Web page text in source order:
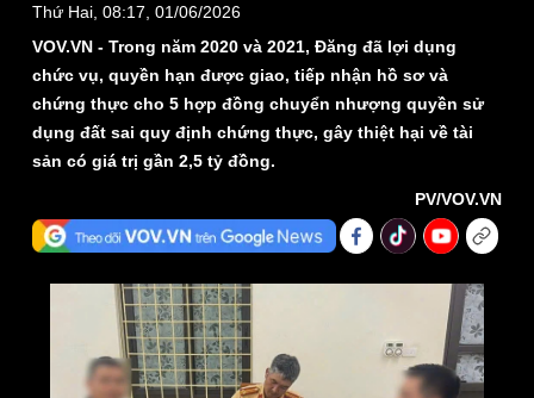
Quan sát
Multimedia
Video
Thứ Hai, 08:17, 01/06/2026
VOV.VN - Trong năm 2020 và 2021, Đăng đã lợi dụng
chức vụ, quyền hạn được giao, tiếp nhận hồ sơ và
chứng thực cho 5 hợp đồng chuyển nhượng quyền sử
dụng đất sai quy định chứng thực, gây thiệt hại về tài
sản có giá trị gần 2,5 tỷ đồng.
PV/VOV.VN